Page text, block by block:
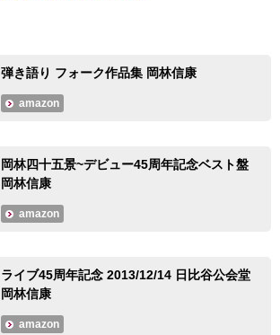
弾き語り フォーク作品集 岡林信康
amazon
岡林四十五景~デビュー45周年記念ベスト盤
岡林信康
amazon
ライブ45周年記念 2013/12/14 日比谷公会堂
岡林信康
amazon